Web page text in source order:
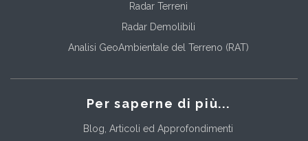
Radar Terreni
Radar Demolibili
Analisi GeoAmbientale del Terreno (RAT)
Per saperne di più...
Blog, Articoli ed Approfondimenti